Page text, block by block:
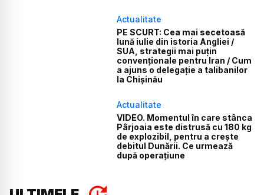
Actualitate
PE SCURT: Cea mai secetoasă
lună iulie din istoria Angliei /
SUA, strategii mai puțin
convenționale pentru Iran / Cum
a ajuns o delegație a talibanilor
la Chișinău
Actualitate
VIDEO. Momentul în care stânca
Pârjoaia este distrusă cu 180 kg
de explozibil, pentru a crește
debitul Dunării. Ce urmează
după operațiune